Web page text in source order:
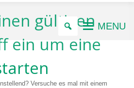
MENU
gültigen
ein um eine
Versuche es mal mit einem